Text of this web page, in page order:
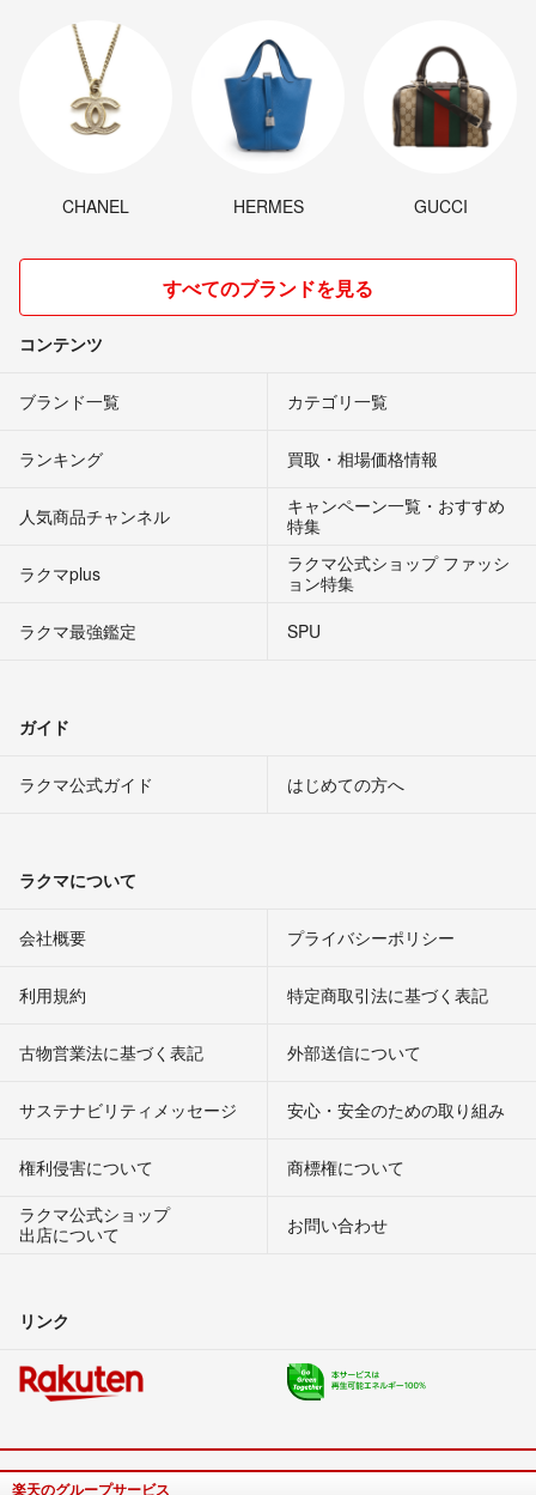
CHANEL HERMES GUCCI
すべてのブランドを見る
コンテンツ
ブランド一覧 カテゴリ一覧
ランキング 買取・相場価格情報
人気商品チャンネル
キャンペーン一覧・おすすめ
特集
ラクマplus
ラクマ公式ショップ ファッシ
ョン特集
ラクマ最強鑑定
SPU
ガイド
ラクマ公式ガイド はじめての方へ
ラクマについて
会社概要 プライバシーポリシー
利用規約 特定商取引法に基づく表記
古物営業法に基づく表記 外部送信について
サステナビリティメッセージ 安心・安全のための取り組み
権利侵害について
商標権について
ラクマ公式ショップ
出店について
お問い合わせ
リンク
楽天のグループサービス